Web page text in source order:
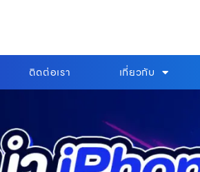
ติดต่อเรา เกี่ยวกับ